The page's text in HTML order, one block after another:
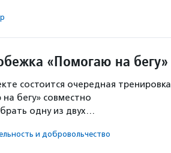
«Помогаю на бегу»
состоится очередная тренировка
бегу» совместно
одну из двух…
и доброволь­чест­во